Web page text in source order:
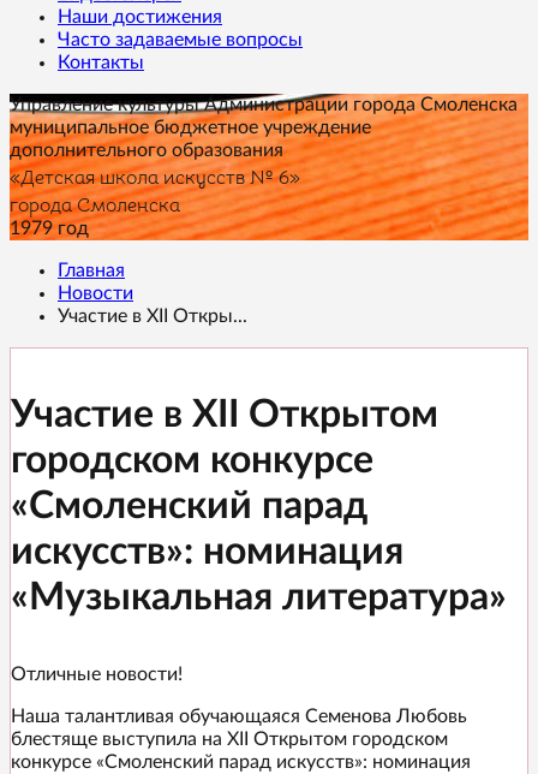
Наши достижения
Часто задаваемые вопросы
Контакты
Управление культуры Администрации города Смоленска
муниципальное бюджетное учреждение
дополнительного образования
«Детская школа искусств № 6»
города Смоленска
1979 год
Главная
Новости
Участие в XII Откры...
Участие в XII Открытом
городском конкурсе
«Смоленский парад
искусств»: номинация
«Музыкальная литература»
Отличные новости!
Наша талантливая обучающаяся Семенова Любовь
блестяще выступила на XII Открытом городском
конкурсе «Смоленский парад искусств»: номинация